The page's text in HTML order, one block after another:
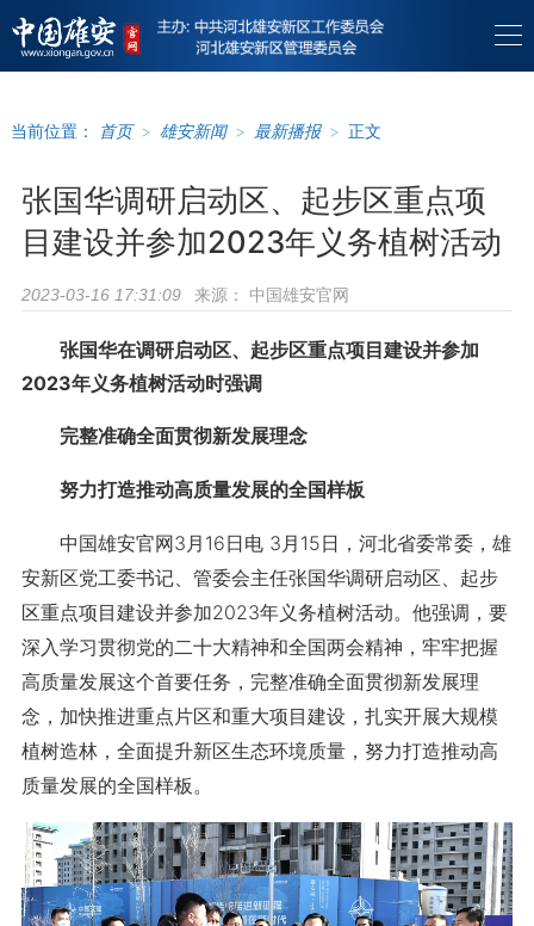
当前位置： 首页 > 雄安新闻 > 最新播报 > 正文
张国华调研启动区、起步区重点项
目建设并参加2023年义务植树活动
2023-03-16 17:31:09 来源： 中国雄安官网
张国华在调研启动区、起步区重点项目建设并参加
2023年义务植树活动时强调
完整准确全面贯彻新发展理念
努力打造推动高质量发展的全国样板
中国雄安官网3月16日电 3月15日，河北省委常委，雄
安新区党工委书记、管委会主任张国华调研启动区、起步
区重点项目建设并参加2023年义务植树活动。他强调，要
深入学习贯彻党的二十大精神和全国两会精神，牢牢把握
高质量发展这个首要任务，完整准确全面贯彻新发展理
念，加快推进重点片区和重大项目建设，扎实开展大规模
植树造林，全面提升新区生态环境质量，努力打造推动高
质量发展的全国样板。